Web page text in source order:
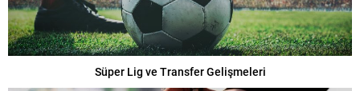
Süper Lig ve Transfer Gelişmeleri